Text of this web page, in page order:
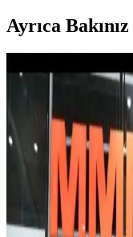
Ayrıca Bakınız
Sessiz ve Kötü
Temizlik ve
Bulaşık makinelerinde
deterjan seçimi, filtre
önlenebilir. Sessiz ve
Yeni Ev
Dayanıklılık,
Yeni eve taşınırken